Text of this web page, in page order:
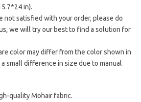
in).
not satisfied with your order, please do
we will try our best to find a solution for
color may differ from the color shown in
small difference in size due to manual
quality Mohair fabric.